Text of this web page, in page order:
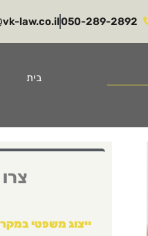
050-289-2892​
law.co.il​
בית
ייצוג משפטי